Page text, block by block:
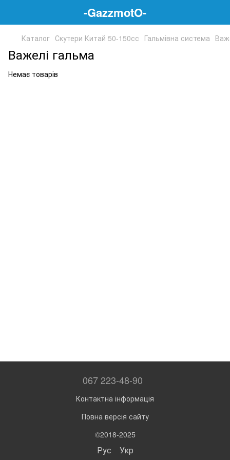
-GazzmotO-
Каталог Скутери Китай 50-150сс Гальмівна система
Важелі гальма
Немає товарів
067 223-48-90
Контактна інформація
Повна версія сайту
©2018-2025
Рус Укр